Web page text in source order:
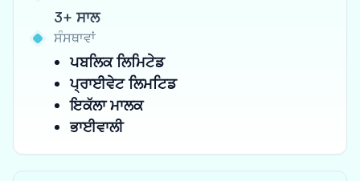
3+ ਸਾਲ
ਸੰਸਥਾਵਾਂ
ਪਬਲਿਕ ਲਿਮਿਟੇਡ
ਪ੍ਰਾਈਵੇਟ ਲਿਮਟਿਡ
ਇਕੱਲਾ ਮਾਲਕ
ਭਾਈਵਾਲੀ